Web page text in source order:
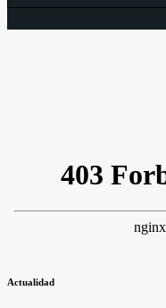
Actualidad